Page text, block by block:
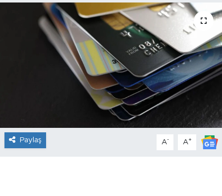
Paylaş A- A+
Haber Arşivi